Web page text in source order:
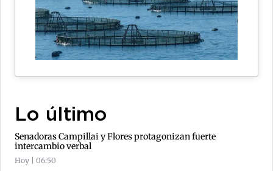
Lo último
Senadoras Campillai y Flores protagonizan fuerte
intercambio verbal
Hoy | 06:50